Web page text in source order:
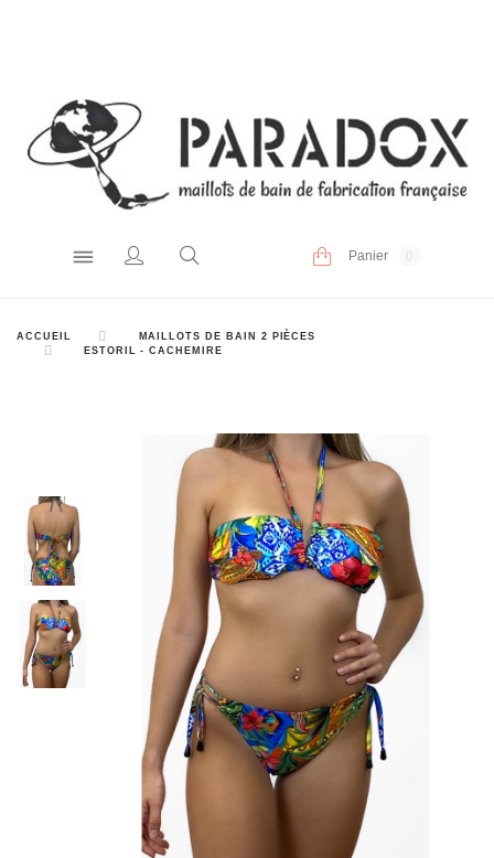
Panier
ACCUEIL
MAILLOTS DE BAIN 2 PIÈCES
ESTORIL - CACHEMIRE